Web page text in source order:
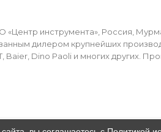
инструмента», Россия,
дилером крупнейших
Baier, Dino Paoli и многих других.